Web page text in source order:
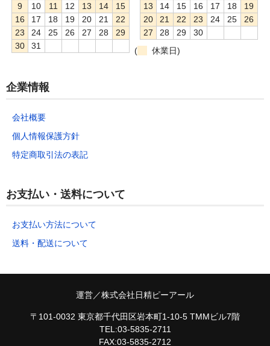
9
10 11 12 13 14
15
16
17 18 19 20 21
22
23
24 25 26 27 28
29
30
31
13
14 15 16 17 18
19
20
21 22 23 24 25
26
27
28 29
30
(
休業日)
企業情報
会社概要
個人情報保護方針
特定商取引法の表記
お支払い・送料について
お支払い方法について
送料・配送について
運営／株式会社日精ピーアール
〒101-0032 東京都千代田区岩本町1-10-5 TMMビル7階
TEL:03-5835-2711
FAX:03-5835-2712